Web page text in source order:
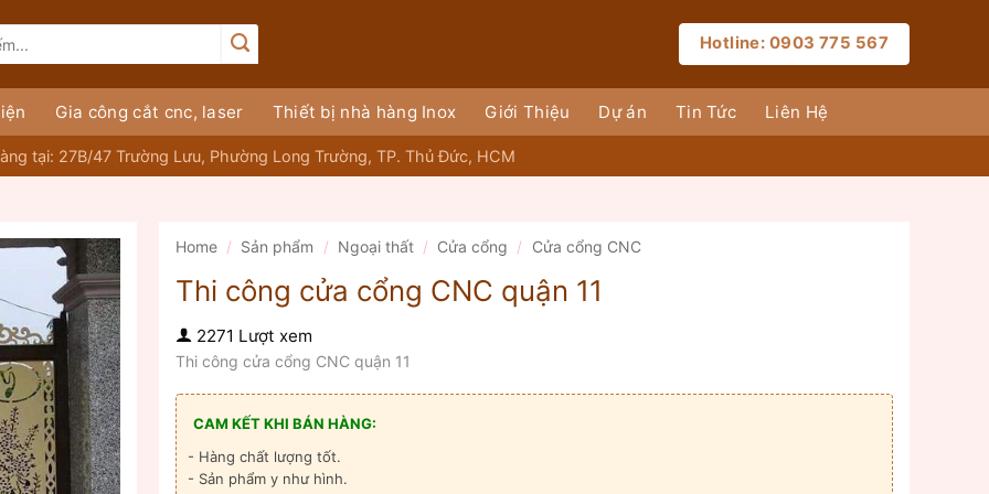
Hotline: 0903 775 567
Gia công cắt cnc, laser Thiết bị nhà hàng Inox Giới Thiệu Dự án Tin Tức Liên Hệ
tại: 27B/47 Trường Lưu, Phường Long Trường, TP. Thủ Đức, HCM
Home / Sản phẩm / Ngoại thất / Cửa cổng / Cửa cổng CNC
Thi công cửa cổng CNC quận 11
2271 Lượt xem
Thi công cửa cổng CNC quận 11
CAM KẾT KHI BÁN HÀNG:
- Hàng chất lượng tốt.
- Sản phẩm y như hình.